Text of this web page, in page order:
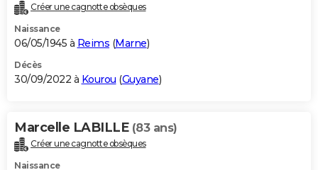
Créer une cagnotte obsèques
Naissance
06/05/1945 à Reims (Marne)
Décès
30/09/2022 à Kourou (Guyane)
Marcelle LABILLE (83 ans)
Créer une cagnotte obsèques
Naissance